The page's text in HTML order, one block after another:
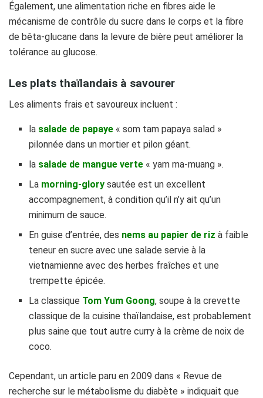
Également, une alimentation riche en fibres aide le
mécanisme de contrôle du sucre dans le corps et la fibre
de bêta-glucane dans la levure de bière peut améliorer la
tolérance au glucose.
Les plats thaïlandais à savourer
Les aliments frais et savoureux incluent :
la salade de papaye « som tam papaya salad »
pilonnée dans un mortier et pilon géant.
la salade de mangue verte « yam ma-muang ».
La morning-glory sautée est un excellent
accompagnement, à condition qu’il n’y ait qu’un
minimum de sauce.
En guise d’entrée, des nems au papier de riz à faible
teneur en sucre avec une salade servie à la
vietnamienne avec des herbes fraîches et une
trempette épicée.
La classique Tom Yum Goong, soupe à la crevette
classique de la cuisine thaïlandaise, est probablement
plus saine que tout autre curry à la crème de noix de
coco.
Cependant, un article paru en 2009 dans « Revue de
recherche sur le métabolisme du diabète » indiquait que